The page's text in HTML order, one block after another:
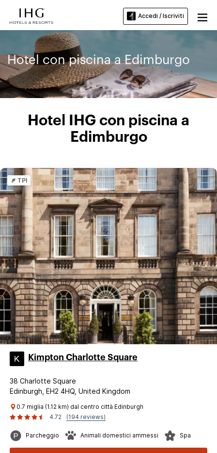
Accedi / Iscriviti
Hotel con piscina a Edimburgo
Hotel IHG con piscina a
Edimburgo
TPI
Kimpton Charlotte Square
38 Charlotte Square
Edinburgh, EH2 4HQ, United Kingdom
0.7 miglia (1.12 km) dal centro città Edinburgh
4.72
(194 reviews)
Parcheggio Animali domestici ammessi Spa